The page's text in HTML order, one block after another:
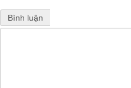
Bình luận